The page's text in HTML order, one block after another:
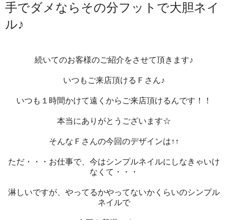
手でダメならその分フットで大胆ネイ
ル♪
続いてのお客様のご紹介をさせて頂きます♪
いつもご来店頂けるＦさん♪
いつも１時間かけて遠くからご来店頂けるんです！！
本当にありがとうございます☆
そんなＦさんの今回のデザインは↑↑
ただ・・・お仕事で、今はシンプルネイルにしなきゃいけ
なくて・・・
淋しいですが、やってるかやってないかくらいのシンプル
ネイルで